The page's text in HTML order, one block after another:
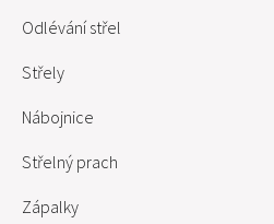
Odlévání střel
Střely
Nábojnice
Střelný prach
Zápalky